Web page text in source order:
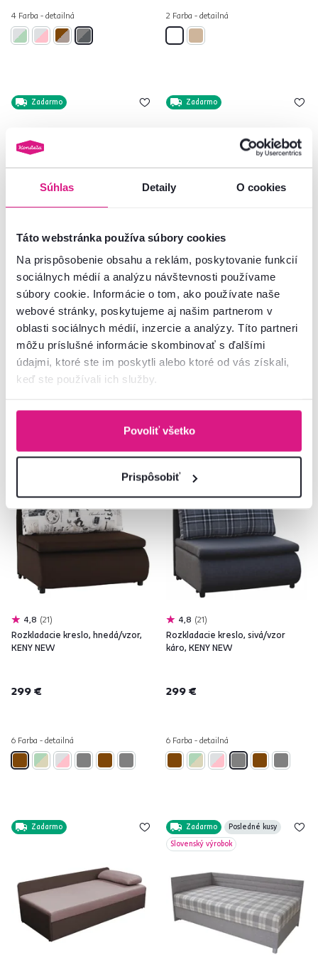
Súhlas Detaily O cookies
Táto webstránka používa súbory cookies
Na prispôsobenie obsahu a reklám, poskytovanie funkcií
sociálnych médií a analýzu návštevnosti používame
súbory cookie. Informácie o tom, ako používate naše
webové stránky, poskytujeme aj našim partnerom v
oblasti sociálnych médií, inzercie a analýzy. Títo partneri
môžu príslušné informácie skombinovať s ďalšími
údajmi, ktoré ste im poskytli alebo ktoré od vás získali,
keď ste používali ich služby.
Povoliť všetko
Prispôsobiť
4 Farba - detailná 2 Farba - detailná
Zadarmo
4,8 47
Polohovacia váľanda,
tmavosivá/vzor, DOMEN NEW
459 €
5 Farba - detailná
Zadarmo
4,8 21
Rozkladacie kreslo, hnedá/vzor
káro, KENY NEW
299 €
4,8 21
Rozkladacie kreslo, hnedá/vzor,
KENY NEW
299 €
6 Farba - detailná
4,8 21
Rozkladacie kreslo, sivá/vzor
káro, KENY NEW
299 €
6 Farba - detailná
Zadarmo Zadarmo
Posledné kusy
Slovenský výrobok